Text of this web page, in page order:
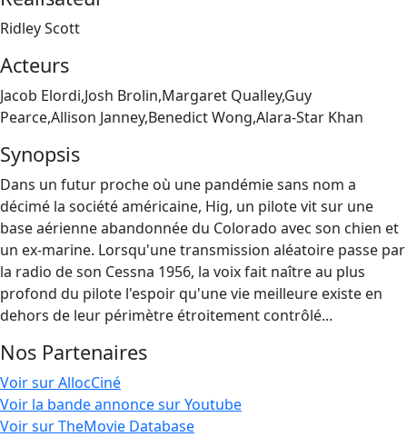
Ridley Scott
Acteurs
Jacob Elordi,Josh Brolin,Margaret Qualley,Guy
Pearce,Allison Janney,Benedict Wong,Alara-Star Khan
Synopsis
Dans un futur proche où une pandémie sans nom a
décimé la société américaine, Hig, un pilote vit sur une
base aérienne abandonnée du Colorado avec son chien et
un ex-marine. Lorsqu'une transmission aléatoire passe par
la radio de son Cessna 1956, la voix fait naître au plus
profond du pilote l'espoir qu'une vie meilleure existe en
dehors de leur périmètre étroitement contrôlé...
Nos Partenaires
Voir sur AllocCiné
Voir la bande annonce sur Youtube
Voir sur TheMovie Database